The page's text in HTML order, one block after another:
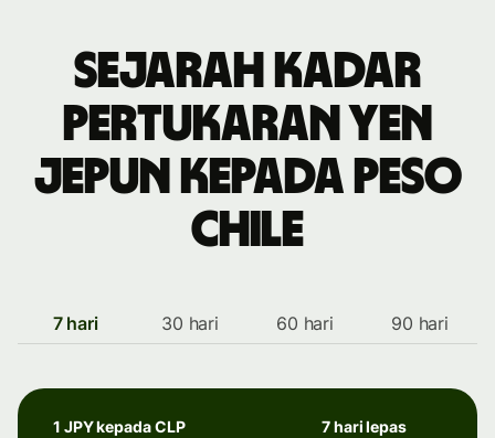
Sejarah kadar
pertukaran yen
Jepun kepada peso
Chile
7 hari 30 hari 60 hari 90 hari
1 JPY kepada CLP 7 hari lepas